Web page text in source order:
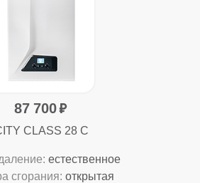
87 700
CLASS 28 C
естественное
сгорания: открытая